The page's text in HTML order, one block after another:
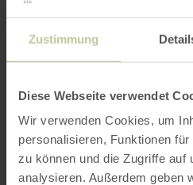
Zustimmung
Diese Webseite verwendet
Wir verwenden Cookies, um
personalisieren, Funktionen
zu können und die Zugriffe auf
analysieren. Außerdem geben